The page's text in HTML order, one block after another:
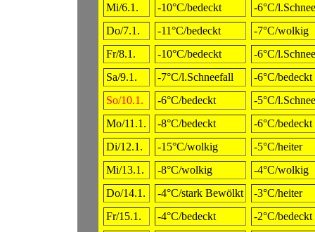
Mi/6.1.
-10°C/bedeckt
-6°C/
Do/7.1.
-11°C/bedeckt
-7°C/wolkig
Fr/8.1.
-10°C/bedeckt
-6°C/
Sa/9.1.
-7°C/l.Schneefall
-6°C/bedeckt
So/10.1.
-6°C/bedeckt
-5°C/
Mo/11.1.
-8°C/bedeckt
-6°C/bedeckt
Di/12.1.
-15°C/wolkig
-5°C/heiter
Mi/13.1.
-8°C/wolkig
-4°C/wolkig
Do/14.1.
-4°C/stark Bewölkt
-3°C/heiter
Fr/15.1.
-4°C/bedeckt
-2°C/bedeckt